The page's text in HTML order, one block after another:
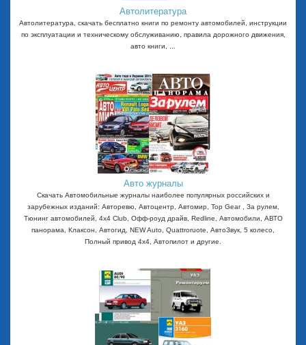
Автолитература
Автолитература, скачать бесплатно книги по ремонту автомобилей, инструкции
по эксплуатации и техническому обслуживанию, правила дорожного движения,
авто книги, ...
Авто журналы
Скачать Автомобильные журналы наиболее популярных российских и
зарубежных изданий: Авторевю, Автоцентр, Автомир, Top Gear , За рулем,
Тюнинг автомобилей, 4x4 Club, Офф-роуд драйв, Redline, Автомобили, АВТО
панорама, Клаксон, Автогид, NEW Auto, Quattroruote, АвтоЗвук, 5 колесо,
Полный привод 4х4, Автопилот и другие.